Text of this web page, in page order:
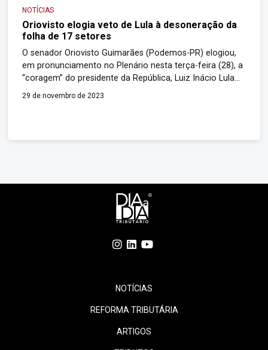
NOTÍCIAS
Oriovisto elogia veto de Lula à desoneração da
folha de 17 setores
O senador Oriovisto Guimarães (Podemos-PR) elogiou,
em pronunciamento no Plenário nesta terça-feira (28), a
“coragem” do presidente da República, Luiz Inácio Lula
da Silva, ao vetar integralmente o projeto de lei (PL
anos, […]
29 de novembro de 2023
NOTÍCIAS
REFORMA TRIBUTÁRIA
ARTIGOS